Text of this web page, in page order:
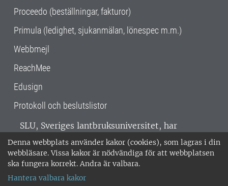
Denna webbplats använder kakor (cookies), som lagras i din
webbläsare. Vissa kakor är nödvändiga för att webbplatsen
ska fungera korrekt. Andra är valbara.
Hantera valbara kakor
Proceedo (beställningar, fakturor)
Primula (ledighet, sjukanmälan, lönespec m.m.)
Webbmejl
ReachMee
Edusign
Protokoll och beslutslistor
SLU, Sveriges lantbruksuniversitet, har
verksamhet över hela Sverige. Huvudorter är
Alnarp, Uppsala och Umeå.SLU är
miljöcertifierat enligt ISO 14001. •
018-67 10 00 • Org nr: 202100-2817 •